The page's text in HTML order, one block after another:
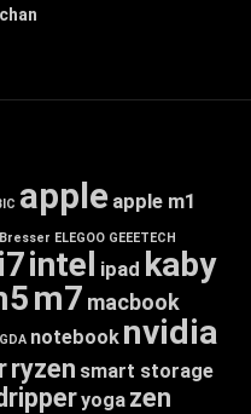
apple apple m1
Bresser ELEGOO GEEETECH
i7intel ipad kaby
m7 macbook
notebook nvidia
ryzen smart storage
yoga zen